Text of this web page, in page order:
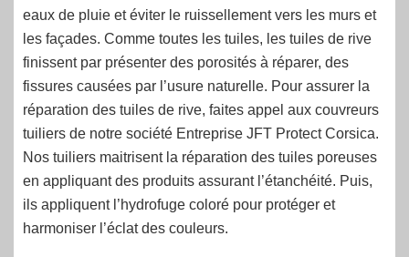
eaux de pluie et éviter le ruissellement vers les murs et
les façades. Comme toutes les tuiles, les tuiles de rive
finissent par présenter des porosités à réparer, des
fissures causées par l’usure naturelle. Pour assurer la
réparation des tuiles de rive, faites appel aux couvreurs
tuiliers de notre société Entreprise JFT Protect Corsica.
Nos tuiliers maitrisent la réparation des tuiles poreuses
en appliquant des produits assurant l’étanchéité. Puis,
ils appliquent l’hydrofuge coloré pour protéger et
harmoniser l’éclat des couleurs.